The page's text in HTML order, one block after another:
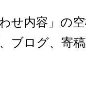
せ内容」の
ブログ、寄